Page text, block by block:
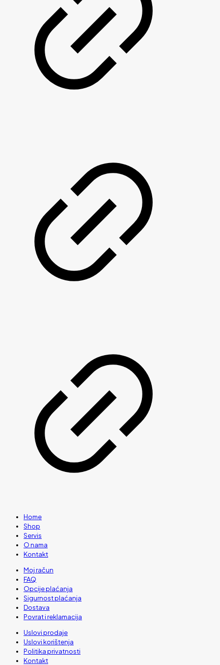
Home
Shop
Servis
O nama
Kontakt
Moj račun
FAQ
Opcije plaćanja
Sigurnost plaćanja
Dostava
Povrat i reklamacija
Uslovi prodaje
Uslovi korištenja
Politika privatnosti
Kontakt